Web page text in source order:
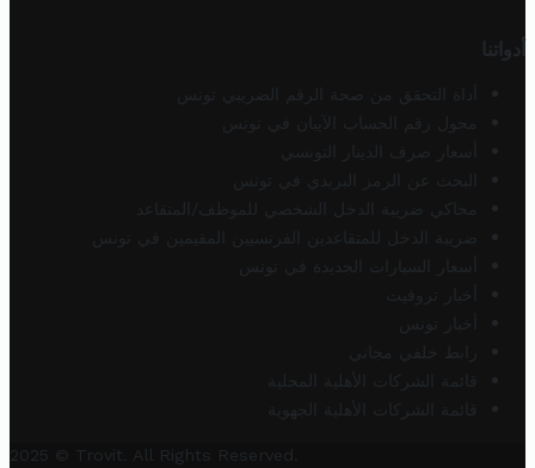
أدواتنا
أداة التحقق من صحة الرقم الضريبي تونس
محول رقم الحساب الآيبان في تونس
أسعار صرف الدينار التونسي
البحث عن الرمز البريدي في تونس
محاكي ضريبة الدخل الشخصي للموظف/المتقاعد
ضريبة الدخل للمتقاعدين الفرنسيين المقيمين في تونس
أسعار السيارات الجديدة في تونس
أخبار تروفيت
أخبار تونس
رابط خلفي مجاني
قائمة الشركات الأهلية المحلية
قائمة الشركات الأهلية الجهوية
2025 © Trovit. All Rights Reserved.